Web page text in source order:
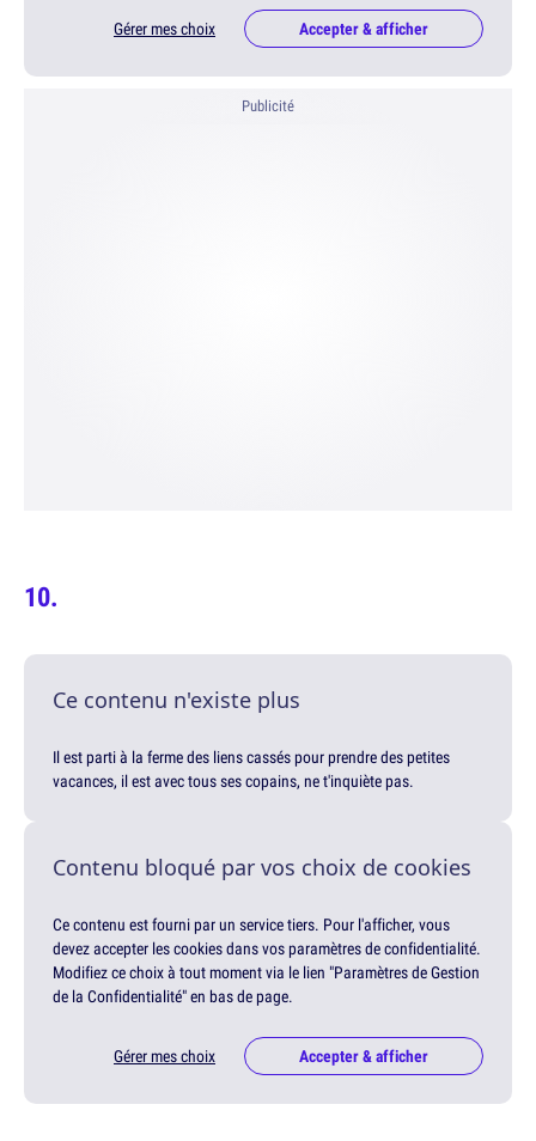
Gérer mes choix Accepter & afficher
Publicité
Ce contenu n'existe plus
Il est parti à la ferme des liens cassés pour prendre des petites
vacances, il est avec tous ses copains, ne t'inquiète pas.
Contenu bloqué par vos choix de cookies
Ce contenu est fourni par un service tiers. Pour l'afficher, vous
devez accepter les cookies dans vos paramètres de confidentialité.
Modifiez ce choix à tout moment via le lien "Paramètres de Gestion
de la Confidentialité" en bas de page.
Gérer mes choix Accepter & afficher